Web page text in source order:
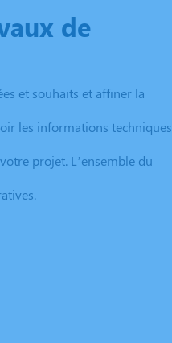
de
et souhaits et affiner la
les informations techniques
projet. L’ensemble du